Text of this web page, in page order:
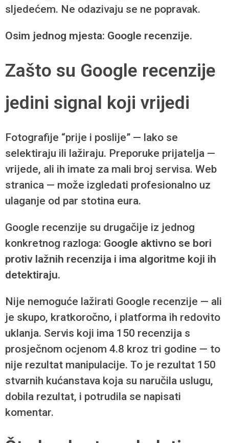
sljedećem. Ne odazivaju se ne popravak.
Osim jednog mjesta: Google recenzije.
Zašto su Google recenzije
jedini signal koji vrijedi
Fotografije “prije i poslije” — lako se
selektiraju ili lažiraju. Preporuke prijatelja —
vrijede, ali ih imate za mali broj servisa. Web
stranica — može izgledati profesionalno uz
ulaganje od par stotina eura.
Google recenzije su drugačije iz jednog
konkretnog razloga: Google aktivno se bori
protiv lažnih recenzija i ima algoritme koji ih
detektiraju.
Nije nemoguće lažirati Google recenzije — ali
je skupo, kratkoročno, i platforma ih redovito
uklanja. Servis koji ima 150 recenzija s
prosječnom ocjenom 4.8 kroz tri godine — to
nije rezultat manipulacije. To je rezultat 150
stvarnih kućanstava koja su naručila uslugu,
dobila rezultat, i potrudila se napisati
komentar.